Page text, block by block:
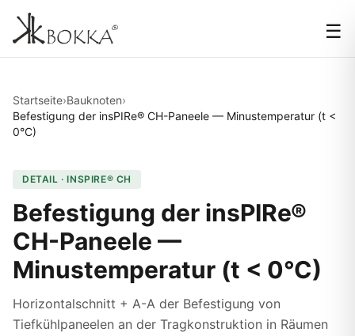
☰
Startseite›Bauknoten›
Befestigung der insPIRe® CH-Paneele — Minustemperatur (t <
0°C)
DETAIL · INSPIRE® CH
Befestigung der insPIRe®
CH-Paneele —
Minustemperatur (t < 0°C)
Horizontalschnitt + A-A der Befestigung von
Tiefkühlpaneelen an der Tragkonstruktion in Räumen